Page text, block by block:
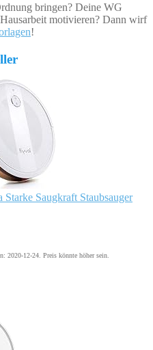
bringen? Deine WG
motivieren? Dann wirf
!
Saugkraft Staubsauger
2020-12-24. Preis könnte höher sein.